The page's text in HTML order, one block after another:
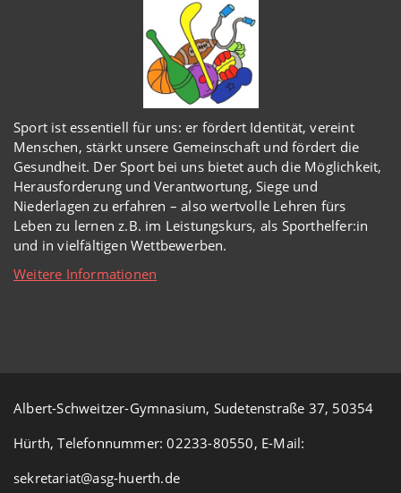
Sport ist essentiell für uns: er fördert Identität, vereint
Menschen, stärkt unsere Gemeinschaft und fördert die
Gesundheit. Der Sport bei uns bietet auch die Möglichkeit,
Herausforderung und Verantwortung, Siege und
Niederlagen zu erfahren – also wertvolle Lehren fürs
Leben zu lernen z.B. im Leistungskurs, als Sporthelfer:in
und in vielfältigen Wettbewerben.
Weitere Informationen
Albert-Schweitzer-Gymnasium, Sudetenstraße 37, 50354
Hürth, Telefonnummer: 02233-80550, E-Mail:
sekretariat@asg-huerth.de